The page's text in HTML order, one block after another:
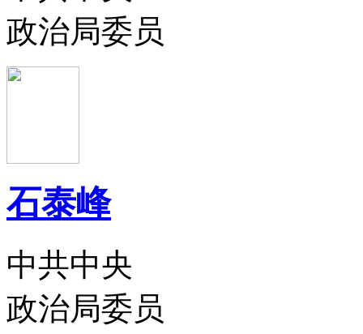
政治局委员
石泰峰
中共中央
政治局委员